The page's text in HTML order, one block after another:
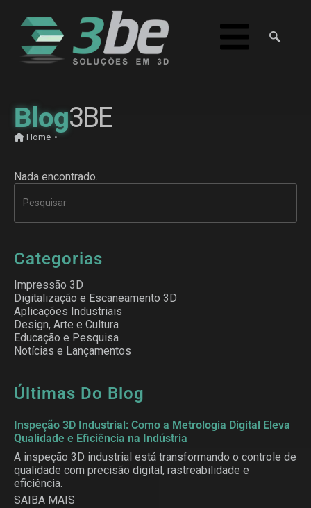
Blog3BE
Home •
Nada encontrado.
Categorias
Impressão 3D
Digitalização e Escaneamento 3D
Aplicações Industriais
Design, Arte e Cultura
Educação e Pesquisa
Notícias e Lançamentos
Últimas Do Blog
Inspeção 3D Industrial: Como a Metrologia Digital Eleva
Qualidade e Eficiência na Indústria
A inspeção 3D industrial está transformando o controle de
qualidade com precisão digital, rastreabilidade e
eficiência.
SAIBA MAIS